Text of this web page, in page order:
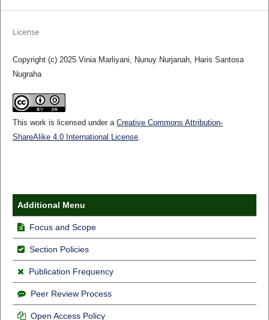
License
Copyright (c) 2025 Vinia Marliyani, Nunuy Nurjanah, Haris Santosa
Nugraha
This work is licensed under a Creative Commons Attribution-
ShareAlike 4.0 International License.
Additional Menu
Focus and Scope
Section Policies
Publication Frequency
Peer Review Process
Open Access Policy